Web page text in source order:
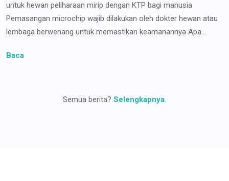
untuk hewan peliharaan mirip dengan KTP bagi manusia
Pemasangan microchip wajib dilakukan oleh dokter hewan atau
lembaga berwenang untuk memastikan keamanannya Apa...
Baca
Semua berita? Selengkapnya.